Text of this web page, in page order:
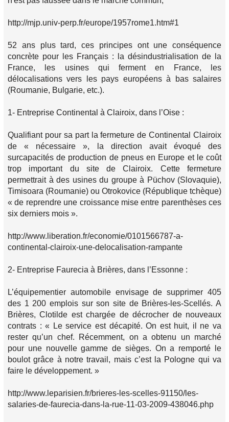
http://mjp.univ-perp.fr/europe/1957rome1.htm#1
52 ans plus tard, ces principes ont une conséquence
concrète pour les Français : la désindustrialisation de la
France, les usines qui ferment en France, les
délocalisations vers les pays européens à bas salaires
(Roumanie, Bulgarie, etc.).
1- Entreprise Continental à Clairoix, dans l’Oise :
Qualifiant pour sa part la fermeture de Continental Clairoix
de « nécessaire », la direction avait évoqué des
surcapacités de production de pneus en Europe et le coût
trop important du site de Clairoix. Cette fermeture
permettrait à des usines du groupe à Püchov (Slovaquie),
Timisoara (Roumanie) ou Otrokovice (République tchèque)
« de reprendre une croissance mise entre parenthèses ces
six derniers mois ».
http://www.liberation.fr/economie/0101566787-a-
continental-clairoix-une-delocalisation-rampante
2- Entreprise Faurecia à Brières, dans l’Essonne :
L’équipementier automobile envisage de supprimer 405
des 1 200 emplois sur son site de Brières-les-Scellés. A
Brières, Clotilde est chargée de décrocher de nouveaux
contrats : « Le service est décapité. On est huit, il ne va
rester qu’un chef. Récemment, on a obtenu un marché
pour une nouvelle gamme de sièges. On a remporté le
boulot grâce à notre travail, mais c’est la Pologne qui va
faire le développement. »
http://www.leparisien.fr/brieres-les-scelles-91150/les-
salaries-de-faurecia-dans-la-rue-11-03-2009-438046.php